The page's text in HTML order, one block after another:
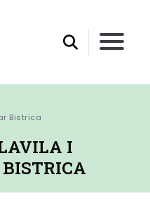
Bistrica
I